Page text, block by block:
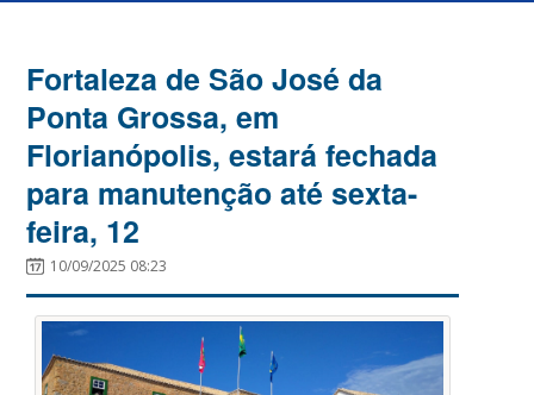
Fortaleza de São José da
Ponta Grossa, em
Florianópolis, estará fechada
para manutenção até sexta-
feira, 12
10/09/2025 08:23